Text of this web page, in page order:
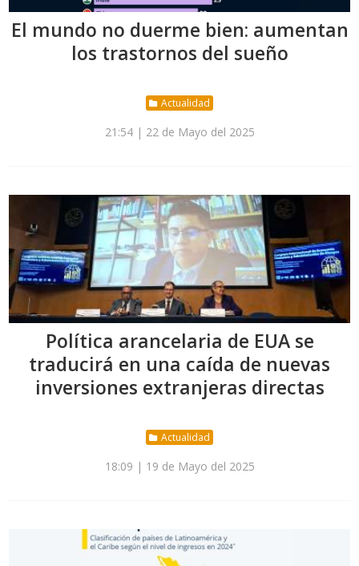
El mundo no duerme bien: aumentan
los trastornos del sueño
Actualidad
21:54 | 22 de Mayo del 2025
Política arancelaria de EUA se
traducirá en una caída de nuevas
inversiones extranjeras directas
Actualidad
18:09 | 19 de Mayo del 2025